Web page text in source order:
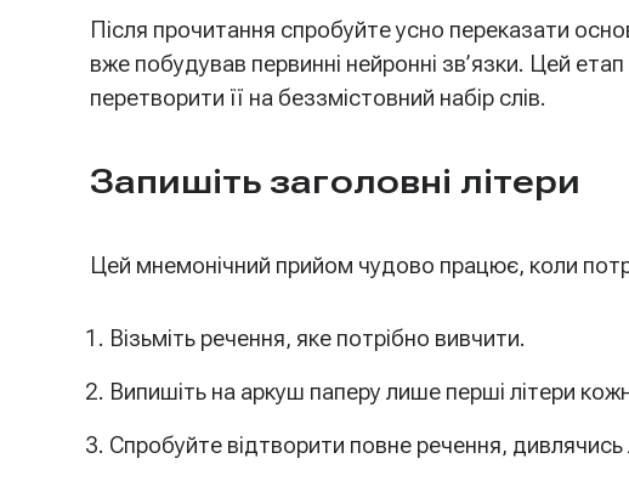
Після прочитання спробуйте усно переказати
вже побудував первинні нейронні зв’язки. Цей
перетворити її на беззмістовний набір слів.
Запишіть заголовні літери
Цей мнемонічний прийом чудово працює, коли
Візьміть речення, яке потрібно вивчити.
Випишіть на аркуш паперу лише перші літери
Спробуйте відтворити повне речення, дивлячись